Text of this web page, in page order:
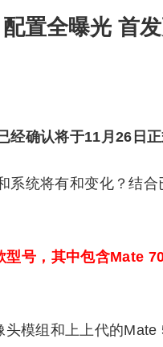
置全曝光 首
经确认将于11月26日正
系统将有和变化？结合
号，其中包含Mate
模组和上上代的Mate